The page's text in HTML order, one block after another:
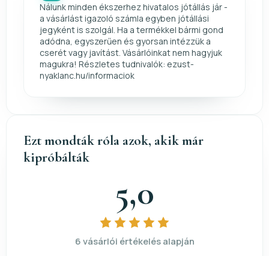
Nálunk minden ékszerhez hivatalos jótállás jár -
a vásárlást igazoló számla egyben jótállási
jegyként is szolgál. Ha a termékkel bármi gond
adódna, egyszerűen és gyorsan intézzük a
cserét vagy javítást. Vásárlóinkat nem hagyjuk
magukra! Részletes tudnivalók: ezust-
nyaklanc.hu/informaciok
Ezt mondták róla azok, akik már
kipróbálták
5,0
6 vásárlói értékelés alapján